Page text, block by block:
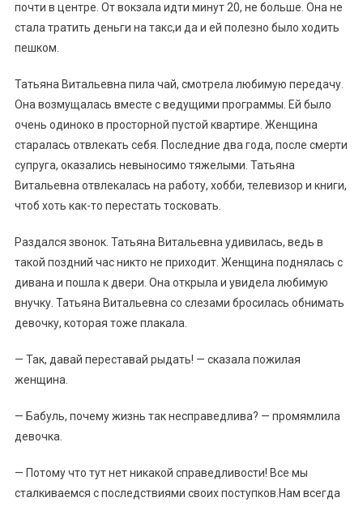
почти в центре. От вокзала идти минут 20, не больше. Она не
стала тратить деньги на такс,и да и ей полезно было ходить
пешком.
Татьяна Витальевна пила чай, смотрела любимую передачу.
Она возмущалась вместе с ведущими программы. Ей было
очень одиноко в просторной пустой квартире. Женщина
старалась отвлекать себя. Последние два года, после смерти
супруга, оказались невыносимо тяжелыми. Татьяна
Витальевна отвлекалась на работу, хобби, телевизор и книги,
чтоб хоть как-то перестать тосковать.
Раздался звонок. Татьяна Витальевна удивилась, ведь в
такой поздний час никто не приходит. Женщина поднялась с
дивана и пошла к двери. Она открыла и увидела любимую
внучку. Татьяна Витальевна со слезами бросилась обнимать
девочку, которая тоже плакала.
— Так, давай переставай рыдать! — сказала пожилая
женщина.
— Бабуль, почему жизнь так несправедлива? — промямлила
девочка.
— Потому что тут нет никакой справедливости! Все мы
сталкиваемся с последствиями своих поступков.Нам всегда